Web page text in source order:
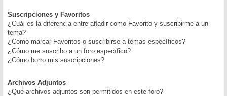
Suscripciones y Favoritos
¿Cuál es la diferencia entre añadir como Favorito y suscribirme a un
tema?
¿Cómo marcar Favoritos o suscribirse a temas específicos?
¿Cómo me suscribo a un foro específico?
¿Cómo borro mis suscripciones?
Archivos Adjuntos
¿Qué archivos adjuntos son permitidos en este foro?